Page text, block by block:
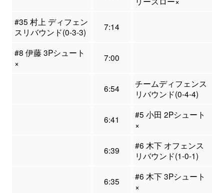
#35 村上 ディフェン
スリバウンド(0-3-3)
7:14
#8 伊藤 3Pシュート
×
7:00
6:54
チームディフェンス
リバウンド(0-4-4)
6:41
#5 小田 2Pシュート
×
6:39
#6 木下 オフェンス
リバウンド(1-0-1)
6:35
#6 木下 3Pシュート
×